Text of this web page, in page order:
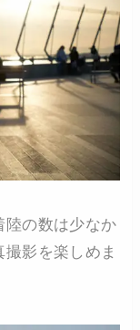
陸の数は少なか
影を楽しめま